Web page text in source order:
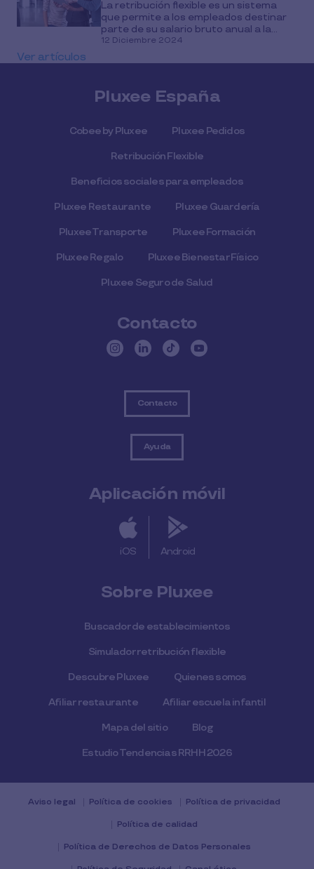
La retribución flexible es un sistema
que permite a los empleados destinar
parte de su salario bruto anual a la...
12 Diciembre 2024
Ver artículos
Pluxee España
Cobee by Pluxee Pluxee Pedidos
Retribución Flexible
Beneficios sociales para empleados
Pluxee Restaurante Pluxee Guardería
Pluxee Transporte Pluxee Formación
Pluxee Regalo Pluxee Bienestar Físico
Pluxee Seguro de Salud
Contacto
Contacto
Ayuda
Aplicación móvil
iOS Android
Sobre Pluxee
Buscador de establecimientos
Simulador retribución flexible
Descubre Pluxee Quienes somos
Afiliar restaurante Afiliar escuela infantil
Mapa del sitio Blog
Estudio Tendencias RRHH 2026
Aviso legal Política de cookies Política de privacidad
Política de calidad
Política de Derechos de Datos Personales